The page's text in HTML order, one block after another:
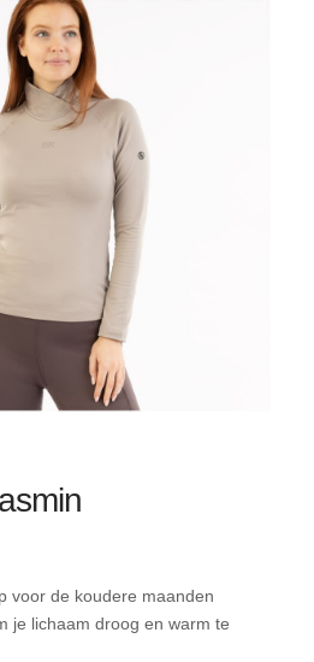
voor de koudere maanden
je lichaam droog en warm te